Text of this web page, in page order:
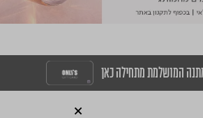
המושלמת מתחילה כאן